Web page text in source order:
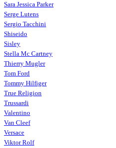
Sara Jessica Parker
Serge Lutens
Sergio Tacchini
Shiseido
Sisley
Stella Mc Cartney
Thierry Mugler
Tom Ford
Tommy Hilfiger
True Religion
Trussardi
Valentino
Van Cleef
Versace
Viktor Rolf